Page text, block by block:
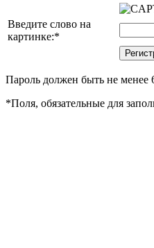
Введите слово на
картинке:*
Пароль должен быть не менее
*Поля, обязательные для